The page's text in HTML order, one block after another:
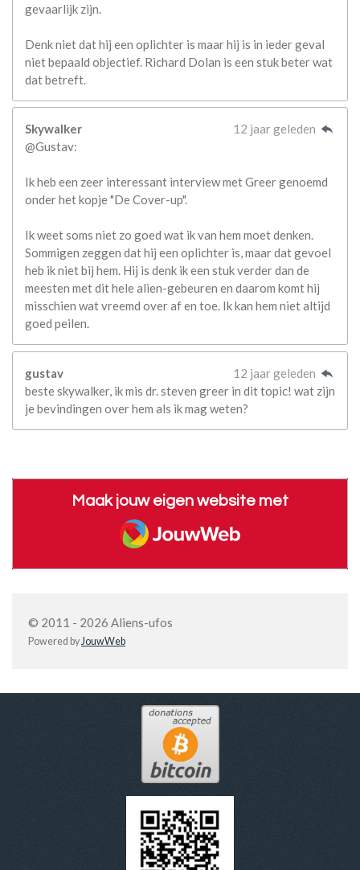
gevaarlijk zijn.
Denk niet dat hij een oplichter is maar hij is in ieder geval
niet bepaald objectief. Richard Dolan is een stuk beter wat
dat betreft.
Skywalker
12 jaar geleden
@Gustav:
Ik heb een zeer interessant interview met Greer genoemd
onder het kopje "De Cover-up".
Ik weet soms niet zo goed wat ik van hem moet denken.
Sommigen zeggen dat hij een oplichter is, maar dat gevoel
heb ik niet bij hem. Hij is denk ik een stuk verder dan de
meesten met dit hele alien-gebeuren en daarom komt hij
misschien wat vreemd over af en toe. Ik kan hem niet altijd
goed peilen.
gustav
12 jaar geleden
beste skywalker, ik mis dr. steven greer in dit topic! wat zijn
je bevindingen over hem als ik mag weten?
Maak jouw eigen website met
JouwWeb
© 2011 - 2026 Aliens-ufos
Powered by JouwWeb